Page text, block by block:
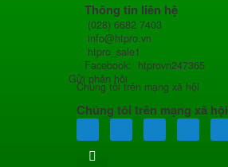
Thông tin liên hệ
(028) 6682 7403
info@htpro.vn
htpro_sale1
Facebook: htprovn247365
Gửi phản hồi
Chúng tôi trên mạng xã hội
Chúng tôi trên mạng xã hội